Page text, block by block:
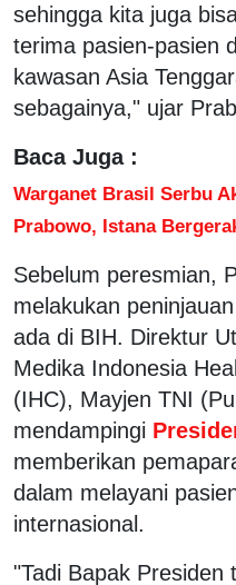
sehingga kita juga
terima pasien-pasien
kawasan Asia
sebagainya," ujar
Baca Juga :
Warganet Brasil Serbu
Prabowo, Istana
Sebelum peresmian,
melakukan
ada di BIH. Direktur
Medika Indonesia
(IHC), Mayjen TNI
mendampingi
memberikan
dalam melayani
internasional.
"Tadi Bapak Presiden